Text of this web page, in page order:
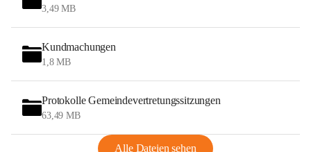
3,49 MB
Kundmachungen
1,8 MB
Protokolle Gemeindevertretungssitzungen
63,49 MB
Alle Dateien sehen